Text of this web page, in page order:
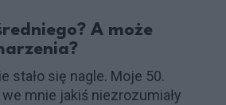
A może
stało się nagle. Moje 50.
we mnie jakiś niezrozumiały